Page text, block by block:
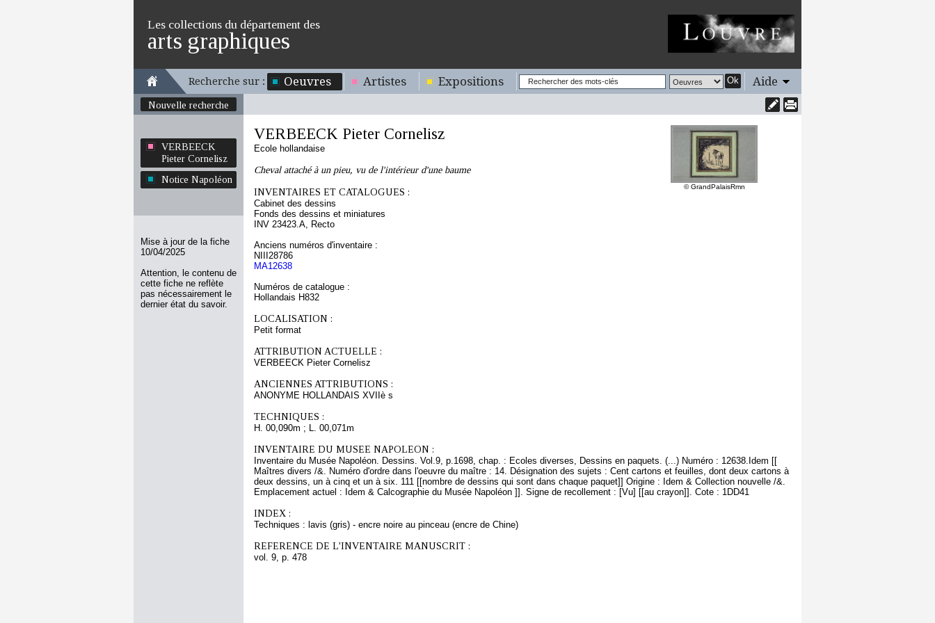
Les collections du département des
arts graphiques
Recherche sur : Oeuvres Artistes Expositions Ok Aide
Nouvelle recherche
VERBEECK
Pieter Cornelisz
Notice Napoléon
Mise à jour de la fiche
10/04/2025
Attention, le contenu de
cette fiche ne reflète
pas nécessairement le
dernier état du savoir.
© GrandPalaisRmn
VERBEECK Pieter Cornelisz
Ecole hollandaise
Cheval attaché à un pieu, vu de l'intérieur d'une baume
INVENTAIRES ET CATALOGUES :
Cabinet des dessins
Fonds des dessins et miniatures
INV 23423.A, Recto
Anciens numéros d'inventaire :
NIII28786
MA12638
Numéros de catalogue :
Hollandais H832
LOCALISATION :
Petit format
ATTRIBUTION ACTUELLE :
VERBEECK Pieter Cornelisz
ANCIENNES ATTRIBUTIONS :
ANONYME HOLLANDAIS XVIIè s
TECHNIQUES :
H. 00,090m ; L. 00,071m
INVENTAIRE DU MUSEE NAPOLEON :
Inventaire du Musée Napoléon. Dessins. Vol.9, p.1698, chap. : Ecoles diverses, Dessins en paquets. (...) Numéro : 12638.Idem [[
Maîtres divers /&. Numéro d'ordre dans l'oeuvre du maître : 14. Désignation des sujets : Cent cartons et feuilles, dont deux cartons à
deux dessins, un à cinq et un à six. 111 [[nombre de dessins qui sont dans chaque paquet]] Origine : Idem & Collection nouvelle /&.
Emplacement actuel : Idem & Calcographie du Musée Napoléon ]]. Signe de recollement : [Vu] [[au crayon]]. Cote : 1DD41
INDEX :
Techniques : lavis (gris) - encre noire au pinceau (encre de Chine)
REFERENCE DE L'INVENTAIRE MANUSCRIT :
vol. 9, p. 478